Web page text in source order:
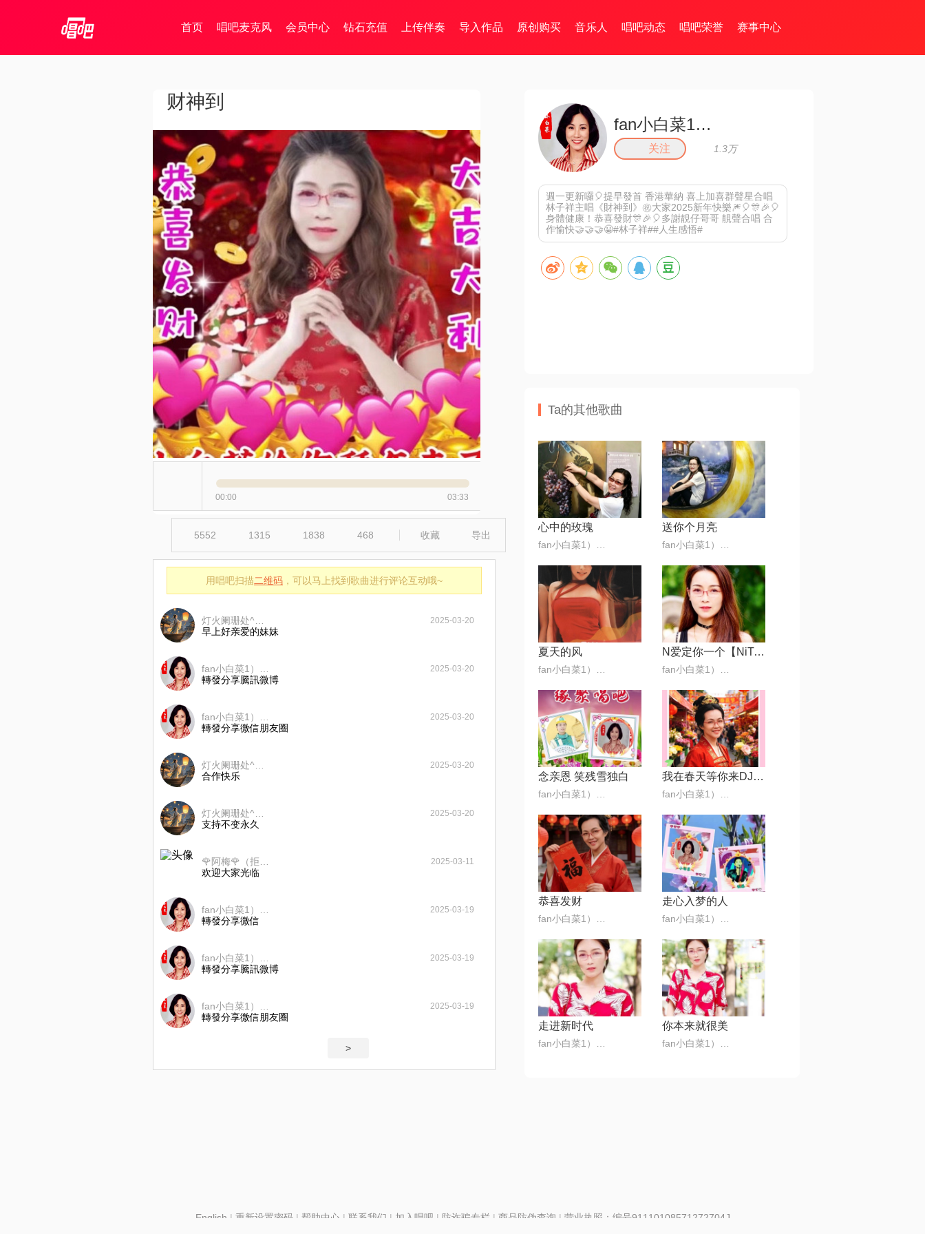
首页 唱吧麦克风 会员中心 钻石充值 上传伴奏 导入作品 原创购买 音乐人 唱吧动态 唱吧荣誉 赛事中心
财神到
00:00 03:33
5552 1315 1838 468 收藏 导出
用唱吧扫描二维码 ，可以马上找到歌曲进行评论互动哦~
2025-03-20
早上好亲爱的妹妹
2025-03-20
轉發分享騰訊微博
2025-03-20
轉發分享微信朋友圈
2025-03-20
合作快乐
2025-03-20
支持不变永久
2025-03-11
欢迎大家光临
2025-03-19
轉發分享微信
2025-03-19
轉發分享騰訊微博
2025-03-19
轉發分享微信朋友圈
>
fan小白菜1）🎶🌺
关注 1.3万
週一更新囉🎈提早發首 香港華納 喜上加喜群聲星合唱
林子祥主唱《財神到》㊗️大家2025新年快樂🎆🎈🎊🎉🎈
身體健康！恭喜發財🎊🎉🎈多謝靚仔哥哥 靚聲合唱 合
作愉快🤝🤝🤝😀#林子祥##人生感悟#
Ta的其他歌曲
心中的玫瑰 送你个月亮
夏天的风 N爱定你一个【NiTian®】
念亲恩 笑残雪独白 我在春天等你来DJ（对唱版）
恭喜发财 走心入梦的人
走进新时代 你本来就很美
English | 重新设置密码| 帮助中心 | 联系我们 | 加入唱吧 | 防诈骗专栏 | 商品防伪查询 | 营业执照：编号91110108571272704J